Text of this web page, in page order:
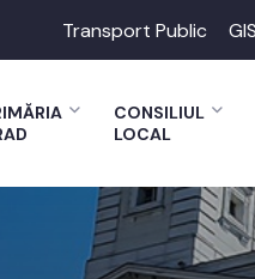
Transport Public
CONSILIUL
LOCAL